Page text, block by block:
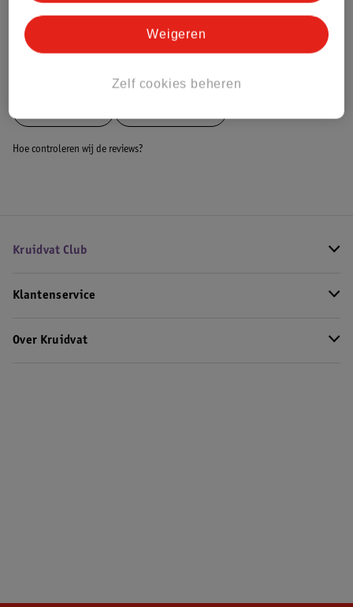
Bestel & Bezorginformatie
Hoe controleren wij de reviews?
Kruidvat Club
Klantenservice
Over Kruidvat
Zelf cookies beheren
Weigeren